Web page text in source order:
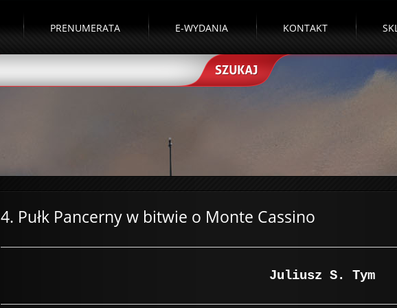
PRENUMERATA E-WYDANIA KONTAKT
4. Pułk Pancerny w bitwie o Monte Cassino
Juliusz S. Tym